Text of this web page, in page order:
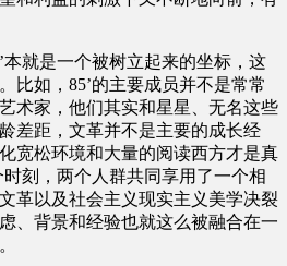
就是一个被树立起来的坐标，这
比如，85’的主要成员并不是常常
术家，他们其实和星星、无名这些
差距，文革并不是主要的成长经
宽松环境和大量的阅读西方才是真
时刻，两个人群共同享用了一个相
革以及社会主义现实主义美学决裂
、背景和经验也就这么被融合在一